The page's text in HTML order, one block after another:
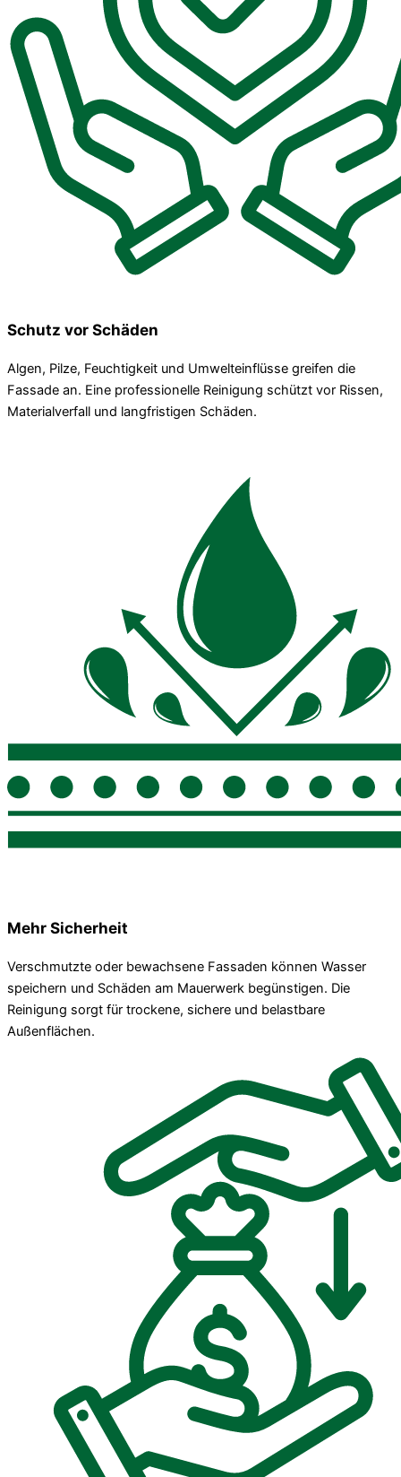
Schutz vor Schäden
Algen, Pilze, Feuchtigkeit und Umwelteinflüsse greifen die
Fassade an. Eine professionelle Reinigung schützt vor Rissen,
Materialverfall und langfristigen Schäden.
Mehr Sicherheit
Verschmutzte oder bewachsene Fassaden können Wasser
speichern und Schäden am Mauerwerk begünstigen. Die
Reinigung sorgt für trockene, sichere und belastbare
Außenflächen.